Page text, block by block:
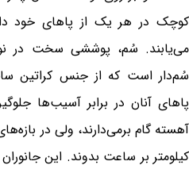
کوچک در هر یک از پاهای خود
می‌یابند. سُم، پوششی سخت در
سُم‌دار است که از جنس کراتین
پاهای آنان در برابر آسیب‌ها
کیلومتر بر ساعت بدوند. این